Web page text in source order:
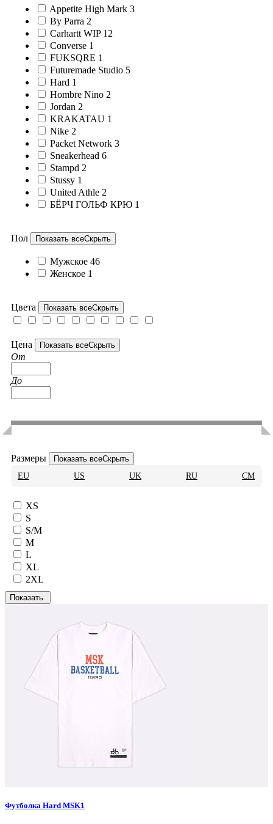
Appetite High Mark 3
By Parra 2
Carhartt WIP 12
Converse 1
FUKSQRE 1
Futuremade Studio 5
Hard 1
Hombre Nino 2
Jordan 2
KRAKATAU 1
Nike 2
Packet Network 3
Sneakerhead 6
Stampd 2
Stussy 1
United Athle 2
БЁРЧ ГОЛЬФ КРЮ 1
Пол Показать всеСкрыть
Мужское 46
Женское 1
Цвета Показать всеСкрыть
Цена Показать всеСкрыть
От
До
Размеры Показать всеСкрыть
EU
US UK RU CM
XS
S
S/M
M
L
XL
2XL
Футболка Hard MSK1